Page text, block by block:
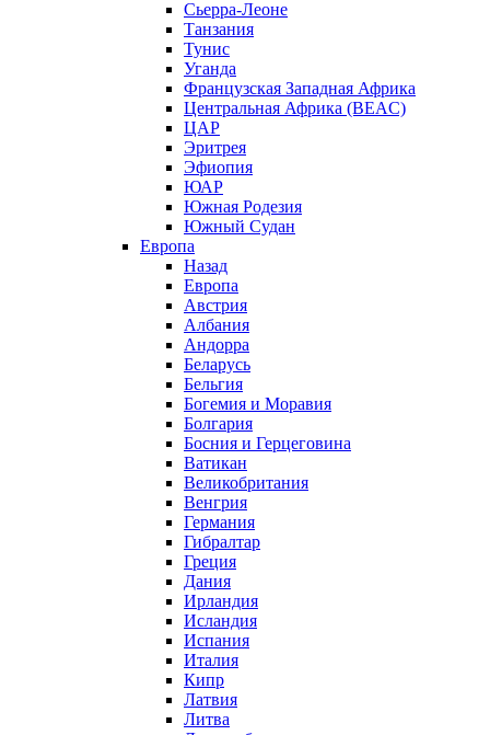
Сьерра-Леоне
Танзания
Тунис
Уганда
Французская Западная Африка
Центральная Африка (BEAC)
ЦАР
Эритрея
Эфиопия
ЮАР
Южная Родезия
Южный Судан
Европа
Назад
Европа
Австрия
Албания
Андорра
Беларусь
Бельгия
Богемия и Моравия
Болгария
Босния и Герцеговина
Ватикан
Великобритания
Венгрия
Германия
Гибралтар
Греция
Дания
Ирландия
Исландия
Испания
Италия
Кипр
Латвия
Литва